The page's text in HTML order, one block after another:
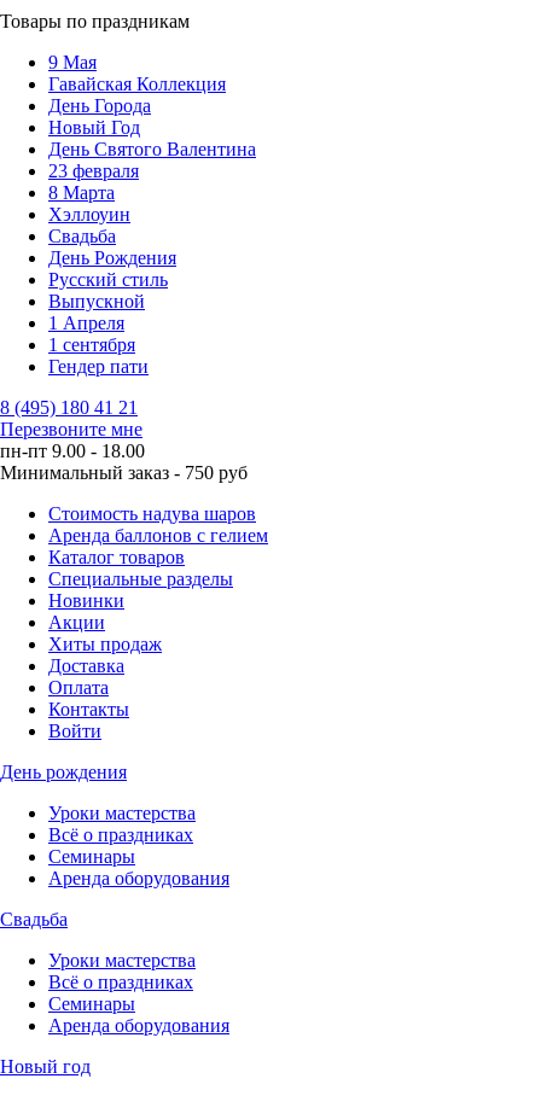
Товары по праздникам
9 Мая
Гавайская Коллекция
День Города
Новый Год
День Святого Валентина
23 февраля
8 Марта
Хэллоуин
Свадьба
День Рождения
Русский стиль
Выпускной
1 Апреля
1 сентября
Гендер пати
8 (495) 180 41 21
Перезвоните мне
пн-пт 9.00 - 18.00
Минимальный заказ - 750 руб
Стоимость надува шаров
Аренда баллонов с гелием
Каталог товаров
Специальные разделы
Новинки
Акции
Хиты продаж
Доставка
Оплата
Контакты
Войти
День рождения
Уроки мастерства
Всё о праздниках
Семинары
Аренда оборудования
Свадьба
Уроки мастерства
Всё о праздниках
Семинары
Аренда оборудования
Новый год